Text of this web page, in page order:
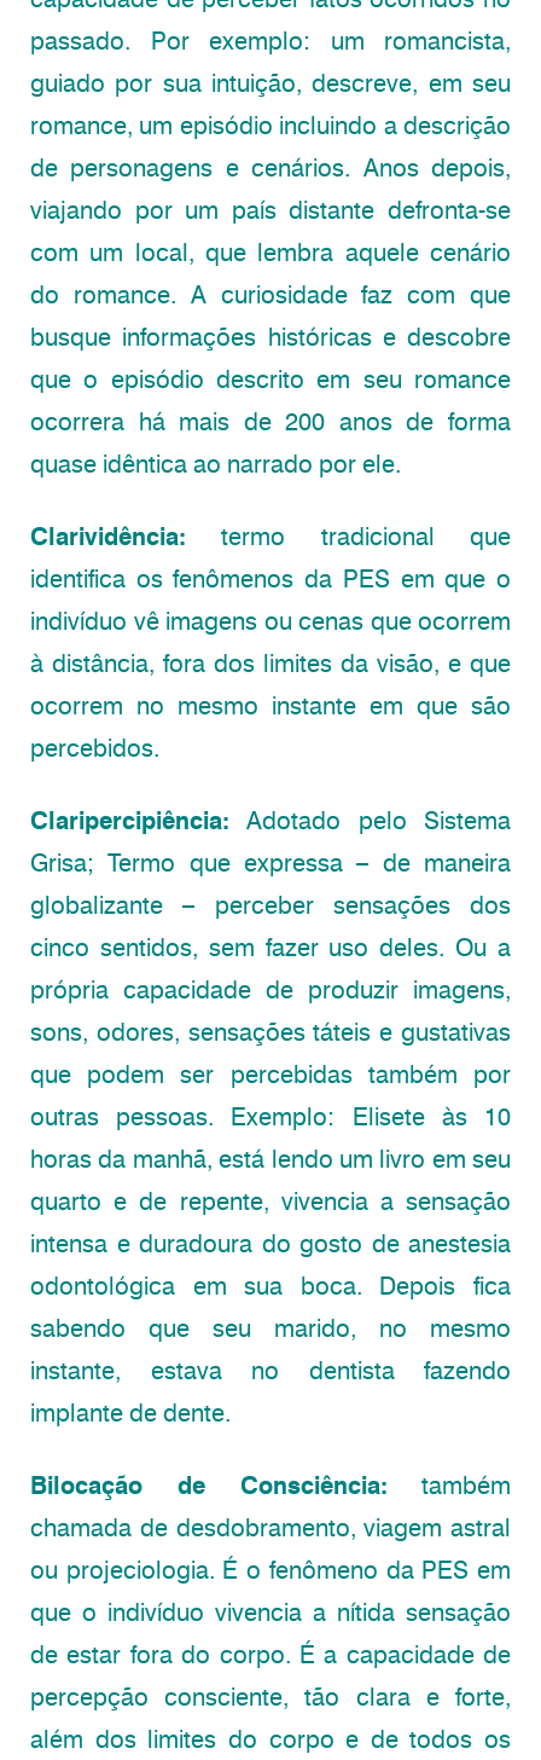
passado. Por exemplo: um romancista,
guiado por sua intuição, descreve, em seu
romance, um episódio incluindo a descrição
de personagens e cenários. Anos depois,
viajando por um país distante defronta-se
com um local, que lembra aquele cenário
do romance. A curiosidade faz com que
busque informações históricas e descobre
que o episódio descrito em seu romance
ocorrera há mais de 200 anos de forma
quase idêntica ao narrado por ele.
Clarividência: termo tradicional que
identifica os fenômenos da PES em que o
indivíduo vê imagens ou cenas que ocorrem
à distância, fora dos limites da visão, e que
ocorrem no mesmo instante em que são
percebidos.
Claripercipiência: Adotado pelo Sistema
Grisa; Termo que expressa – de maneira
globalizante – perceber sensações dos
cinco sentidos, sem fazer uso deles. Ou a
própria capacidade de produzir imagens,
sons, odores, sensações táteis e gustativas
que podem ser percebidas também por
outras pessoas. Exemplo: Elisete às 10
horas da manhã, está lendo um livro em seu
quarto e de repente, vivencia a sensação
intensa e duradoura do gosto de anestesia
odontológica em sua boca. Depois fica
sabendo que seu marido, no mesmo
instante, estava no dentista fazendo
implante de dente.
Bilocação de Consciência: também
chamada de desdobramento, viagem astral
ou projeciologia. É o fenômeno da PES em
que o indivíduo vivencia a nítida sensação
de estar fora do corpo. É a capacidade de
percepção consciente, tão clara e forte,
além dos limites do corpo e de todos os